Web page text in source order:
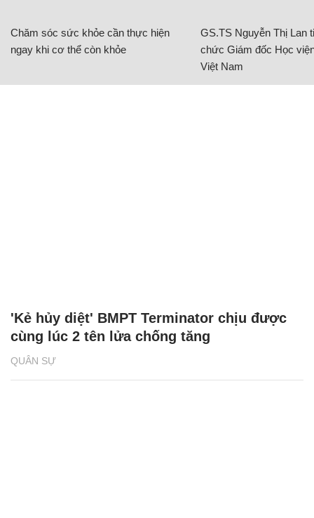
Chăm sóc sức khỏe cần thực hiện
ngay khi cơ thể còn khỏe
GS.TS Nguyễn Thị Lan
chức Giám đốc Học
Việt Nam
QUÂN SỰ
'Kẻ hủy diệt' BMPT Terminator chịu được
cùng lúc 2 tên lửa chống tăng